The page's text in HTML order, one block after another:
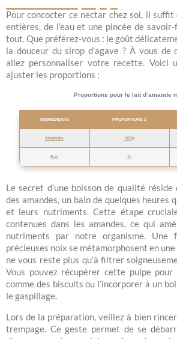
Pour concocter ce nectar chez soi, il suffit
entières, de l’eau et une pincée de
tout. Que préférez-vous : le goût
la douceur du sirop d’agave ? À vous de
allez personnaliser votre recette. Voici
ajuster les proportions :
Proportions pour le lait d’amande
INGRÉDIENTS PROPORTIONS 1
Amandes 100g
Eau 1L
Le secret d’une boisson de qualité
des amandes, un bain de quelques heures
et leurs nutriments. Cette étape
contenues dans les amandes, ce qui
nutriments par notre organisme. Une
précieuses noix se métamorphosent en
ne vous reste plus qu’à filtrer
Vous pouvez récupérer cette pulpe
comme des biscuits ou l’incorporer à un
le gaspillage.
Lors de la préparation, veillez à bien
trempage. Ce geste permet de se